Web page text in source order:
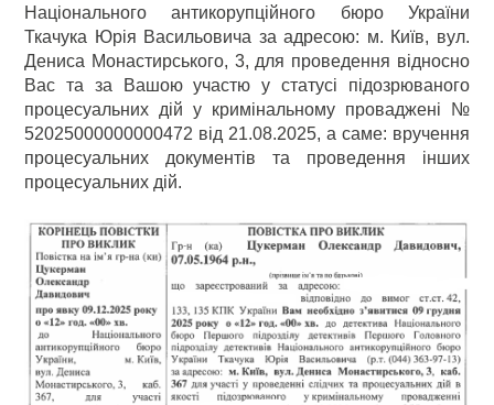
Національного антикорупційного бюро України
Ткачука Юрія Васильовича за адресою: м. Київ, вул.
Дениса Монастирського, 3, для проведення відносно
Вас та за Вашою участю у статусі підозрюваного
процесуальних дій у кримінальному проваджені №
52025000000000472 від 21.08.2025, а саме: вручення
процесуальних документів та проведення інших
процесуальних дій.